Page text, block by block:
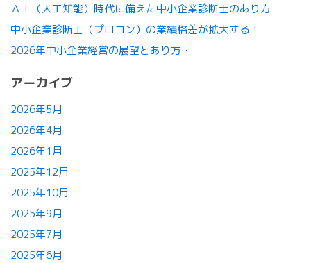
ＡＩ（人工知能）時代に備えた中小企業診断士のあり方
中小企業診断士（プロコン）の業績格差が拡大する！
2026年中小企業経営の展望とあり方…
アーカイブ
2026年5月
2026年4月
2026年1月
2025年12月
2025年10月
2025年9月
2025年7月
2025年6月